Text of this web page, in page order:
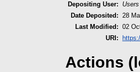
Depositing User:
Date Deposited: 28
Last Modified: 02
URI:
Actions